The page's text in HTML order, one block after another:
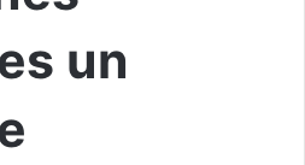
un